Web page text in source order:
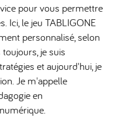
pour vous permettre
Ici, le jeu TABLIGONE
personnalisé, selon
je suis
et aujourd'hui, je
Je m'appelle
en